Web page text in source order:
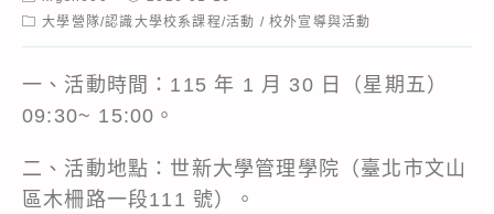
author:
published:
Post大學營隊/認識大學校系課程/活動 / 校外宣導與活動
一、活動時間：115 年 1 月 30 日（星期五）
09:30~ 15:00。
二、活動地點：世新大學管理學院（臺北市文山
區木柵路一段111 號）。